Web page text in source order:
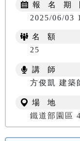
報 名 期
2025/06/03
名 額
25
講 師
方俊凱 建築
場 地
鐵道部園區